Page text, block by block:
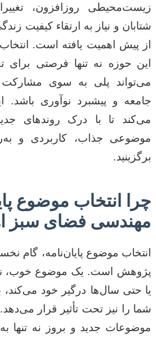
زیست‌محیطی روزافزون،
شتابان و نیاز به ارتقاء کیفیت
از پیش اهمیت یافته است.
این حوزه نه تنها فرصتی
می‌تواند پلی به سوی
جامعه و پیشبرد نوآوری باشد.
می‌کند تا با درک روندهای
موضوعی جذاب، کاربردی و
برگزینید.
چرا انتخاب موضوع
مهندسی فضای سبز
انتخاب موضوع پایان‌نامه، گام
پژوهش است. یک موضوع خوب، نه
یا حتی سال‌ها درگیر خود می‌کند،
شما را نیز تحت تأثیر قرار
موضوعات جدید و بروز نه تنها